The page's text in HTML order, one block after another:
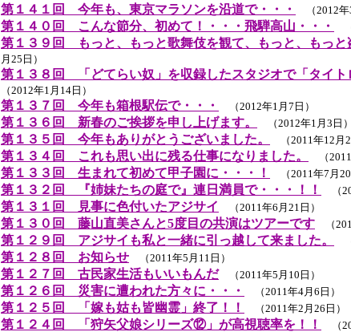
第１４１回 今年も、東京マラソンを沿道で・・・ （2012年
第１４０回 こんな節分、初めて！・・・飛騨高山・・・
第１３９回 もっと、もっと歌舞伎を観て、もっと、もっと
月25日）
第１３８回 「どてらい奴」を収録したスタジオで「タイト
（2012年1月14日）
第１３７回 今年も箱根駅伝で・・・ （2012年1月7日）
第１３６回 新春のご挨拶を申し上げます。 （2012年1月3日）
第１３５回 今年もありがとうございました。 （2011年12月
第１３４回 これも思い出に残る仕事になりました。 （2011
第１３３回 生まれて初めて甲子園に・・・！ （2011年7月20
第１３２回 『姉妹たちの庭で』連日満員で・・・！！ （
第１３１回 見事に色付いたアジサイ （2011年6月21日）
第１３０回 藤山直美さんと5度目の共演はツアーです （
第１２９回 アジサイも私と一緒に引っ越して来ました。
第１２８回 お知らせ （2011年5月11日）
第１２７回 古民家生活もいいもんだ（2011年5月10日）
第１２６回 災害に遭われた方々に・・・ （2011年4月6日）
第１２５回 「嫁も姑も皆幽霊」終了！！ （2011年2月26日）
第１２４回 「狩矢父娘シリーズ⑫」が高視聴率を！！ （